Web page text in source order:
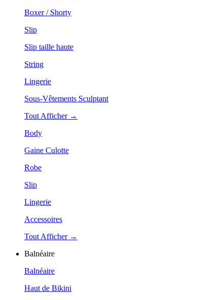
Boxer / Shorty
Slip
Slip taille haute
String
Lingerie
Sous-Vêtements Sculptant
Tout Afficher →
Body
Gaine Culotte
Robe
Slip
Lingerie
Accessoires
Tout Afficher →
Balnéaire
Balnéaire
Haut de Bikini